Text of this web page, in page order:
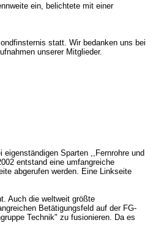
ein, belichtete mit einer
statt. Wir bedanken uns bei
unserer Mitglieder.
Sparten ,,Fernrohre und
entstand eine umfangreiche
abgerufen werden. Eine Linkseite
Auch die weltweit größte
Betätigungsfeld auf der FG-
Technik" zu fusionieren. Da es